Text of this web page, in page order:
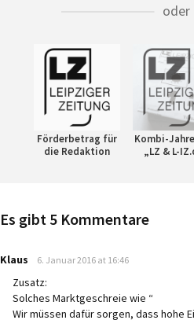
oder
Förderbetrag für
die Redaktion
Kombi-
„LZ & L-
Es gibt 5 Kommentare
Klaus says:
6. Januar 2016 at 16:46
Zusatz:
Solches Marktgeschreie wie “
Wir müssen dafür sorgen, dass hohe